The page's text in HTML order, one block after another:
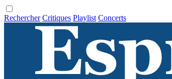
Rechercher Critiques Playlist Concerts